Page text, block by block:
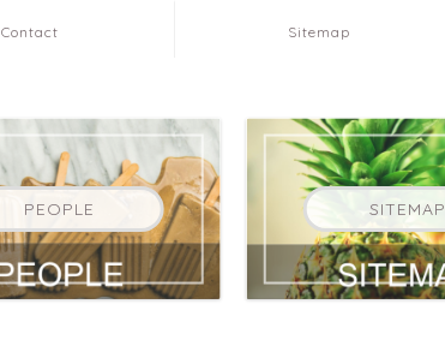
Contact Sitemap
PEOPLE SITEMAP